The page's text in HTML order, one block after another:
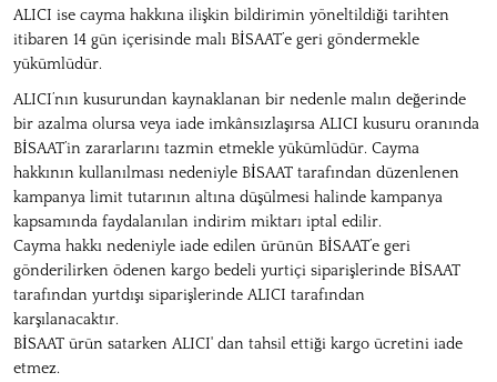
ALICI ise cayma hakkına ilişkin bildirimin yöneltildiği tarihten
itibaren 14 gün içerisinde malı BİSAAT’e geri göndermekle
yükümlüdür.
ALICI’nın kusurundan kaynaklanan bir nedenle malın değerinde
bir azalma olursa veya iade imkânsızlaşırsa ALICI kusuru oranında
BİSAAT’in zararlarını tazmin etmekle yükümlüdür. Cayma
hakkının kullanılması nedeniyle BİSAAT tarafından düzenlenen
kampanya limit tutarının altına düşülmesi halinde kampanya
kapsamında faydalanılan indirim miktarı iptal edilir.
Cayma hakkı nedeniyle iade edilen ürünün BİSAAT’e geri
gönderilirken ödenen kargo bedeli yurtiçi siparişlerinde BİSAAT
tarafından yurtdışı siparişlerinde ALICI tarafından
karşılanacaktır.
BİSAAT ürün satarken ALICI' dan tahsil ettiği kargo ücretini iade
etmez.